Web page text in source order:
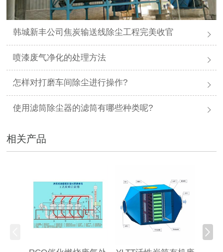
韩城新丰公司焦炭输送线除尘工程完美收官
喷漆废气净化的处理方法
怎样对打磨车间除尘进行操作?
使用滤筒除尘器的滤筒有哪些种类呢?
相关产品